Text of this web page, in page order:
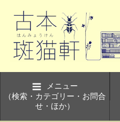
メニュー
（検索・カテゴリー・お問合
せ・ほか）